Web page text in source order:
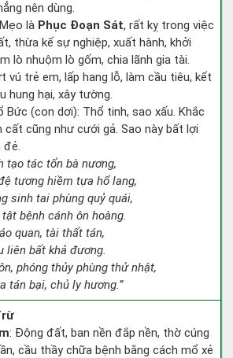
nên dùng.
là Phục Đoạn Sát, rất kỵ trong việc
thừa kế sự nghiệp, xuất hành, khởi
lò nhuộm lò gốm, chia lãnh gia tài.
vú trẻ em, lấp hang lỗ, làm cầu tiêu, kết
hung hại, xây tường.
Bức (con dơi): Thổ tinh, sao xấu. Khắc
cất cũng như cưới gả. Sao này bất lợi
đẻ.
tạo tác tổn bà nương,
tương hiềm tựa hổ lang,
sinh tai phùng quỷ quái,
bệnh cánh ôn hoàng.
quan, tài thất tán,
liên bất khả đương.
phóng thủy phùng thử nhật,
tán bại, chủ ly hương.”
: Động đất, ban nền đắp nền, thờ cúng
cầu thầy chữa bệnh bằng cách mổ xẻ